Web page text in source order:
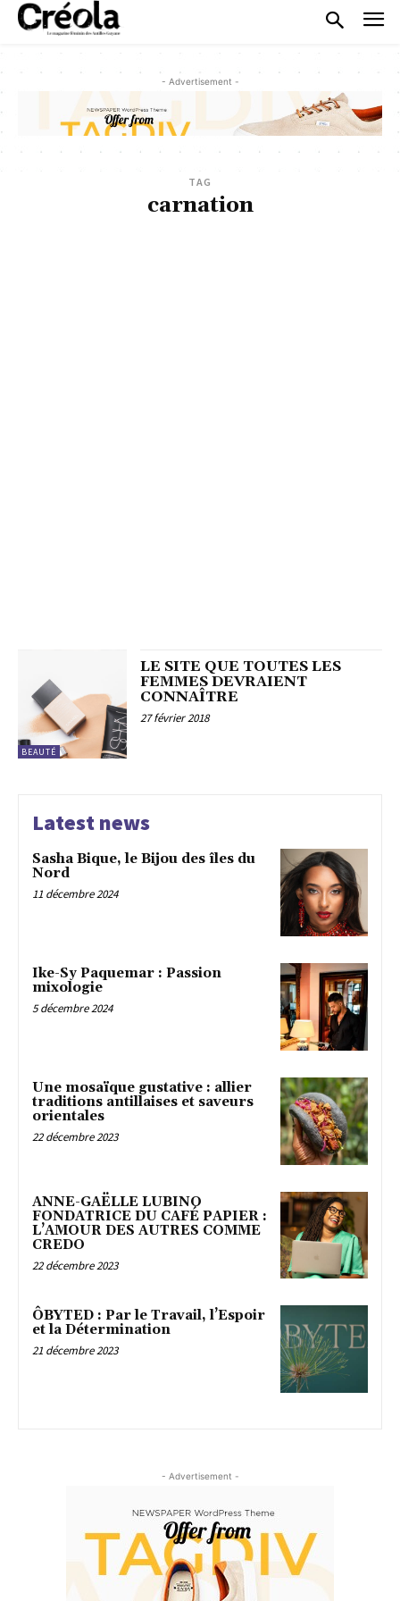
- Advertisement -
TAG
carnation
BEAUTÉ
LE SITE QUE TOUTES LES
FEMMES DEVRAIENT
CONNAÎTRE
27 février 2018
Latest news
Sasha Bique, le Bijou des îles du
Nord
11 décembre 2024
Ike-Sy Paquemar : Passion
mixologie
5 décembre 2024
Une mosaïque gustative : allier
traditions antillaises et saveurs
orientales
22 décembre 2023
ANNE-GAËLLE LUBINO
FONDATRICE DU CAFÉ PAPIER :
L’AMOUR DES AUTRES COMME
CREDO
22 décembre 2023
ÔBYTED : Par le Travail, l’Espoir
et la Détermination
21 décembre 2023
- Advertisement -